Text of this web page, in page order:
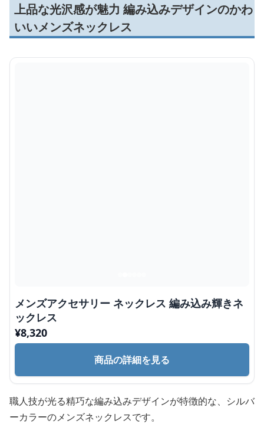
上品な光沢感が魅力 編み込みデザインのかわ
いいメンズネックレス
メンズアクセサリー ネックレス 編み込み輝きネ
ックレス
¥8,320
商品の詳細を見る
職人技が光る精巧な編み込みデザインが特徴的な、シルバ
ーカラーのメンズネックレスです。